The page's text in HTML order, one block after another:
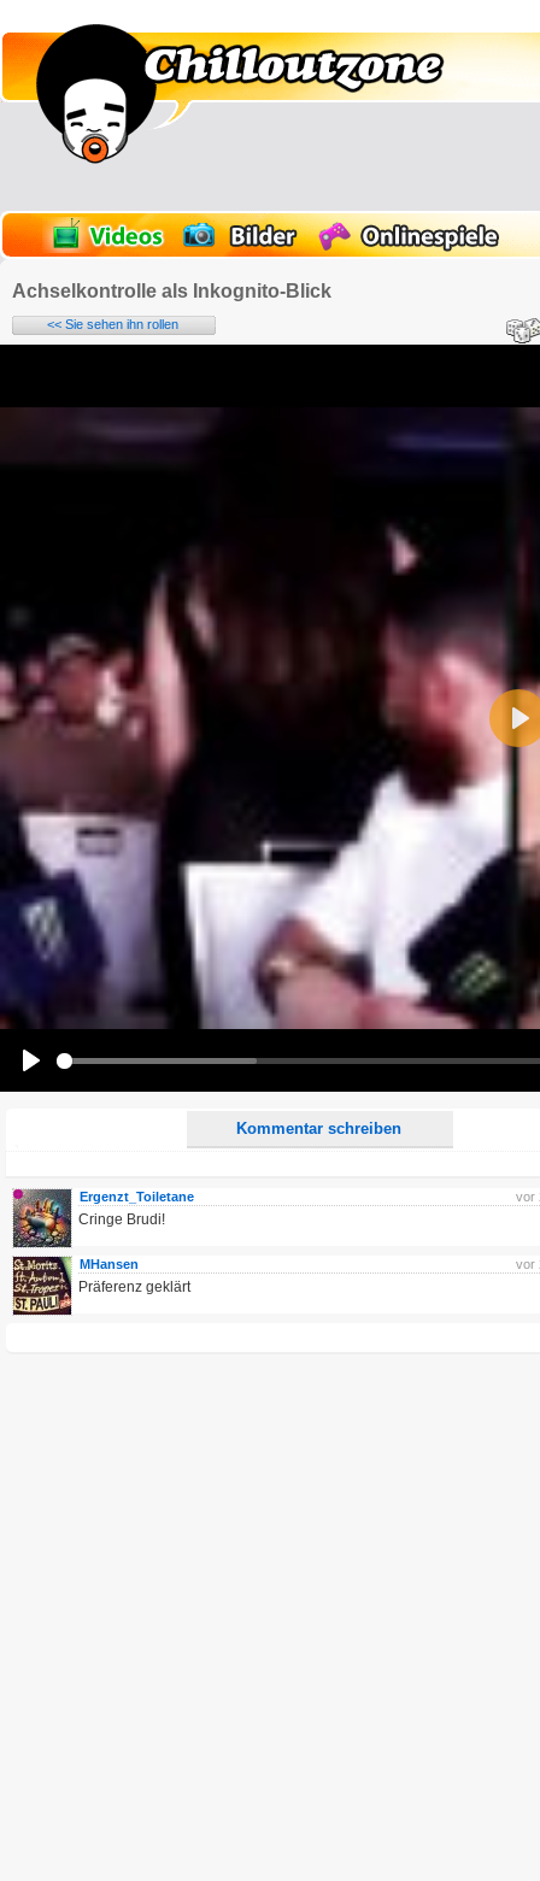
Achselkontrolle als Inkognito-Blick
<< Sie sehen ihn rollen
Kommentar schreiben
Name:
E-Mail-Adresse (optional):
Kommentar:
Alle HTML-Tags außer <br>, <strike> und <i> werden aus Deinem Kommentar entfernt.
URLs werden automatisch umgewandelt. Bitte verwende "www." oder "http://" in URLs
Ich möchte eine E-Mail, wenn auf dieser Seite weitere Kommentare erscheinen.
vor
Ergenzt_Toiletane
Cringe Brudi!
vor
MHansen
Präferenz geklärt